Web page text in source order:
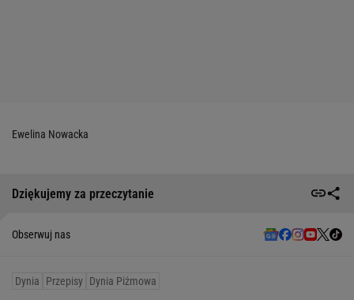
Ewelina Nowacka
Dziękujemy za przeczytanie
Obserwuj nas
Dynia Przepisy Dynia Piżmowa